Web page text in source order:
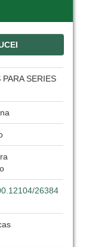
SERIES
26384